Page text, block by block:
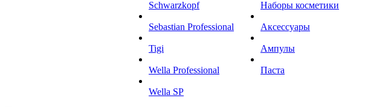
Schwarzkopf
Sebastian Professional
Tigi
Wella Professional
Wella SP
Наборы косметики
Аксессуары
Ампулы
Паста